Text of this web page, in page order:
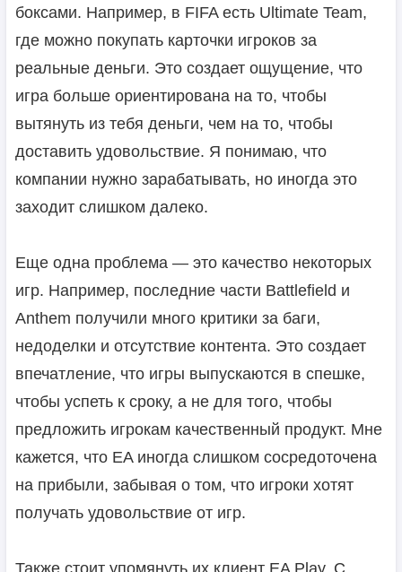
боксами. Например, в FIFA есть Ultimate Team,
где можно покупать карточки игроков за
реальные деньги. Это создает ощущение, что
игра больше ориентирована на то, чтобы
вытянуть из тебя деньги, чем на то, чтобы
доставить удовольствие. Я понимаю, что
компании нужно зарабатывать, но иногда это
заходит слишком далеко.
Еще одна проблема — это качество некоторых
игр. Например, последние части Battlefield и
Anthem получили много критики за баги,
недоделки и отсутствие контента. Это создает
впечатление, что игры выпускаются в спешке,
чтобы успеть к сроку, а не для того, чтобы
предложить игрокам качественный продукт. Мне
кажется, что EA иногда слишком сосредоточена
на прибыли, забывая о том, что игроки хотят
получать удовольствие от игр.
Также стоит упомянуть их клиент EA Play. С